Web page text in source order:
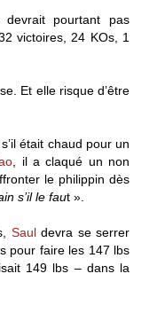
pourtant pas
victoires, 24 KOs, 1
Et elle risque d’être
était chaud pour un
, il a claqué un non
le philippin dès
s’il le faut ».
Sauldevra se serrer
pour faire les 147 lbs
149 lbs – dans la